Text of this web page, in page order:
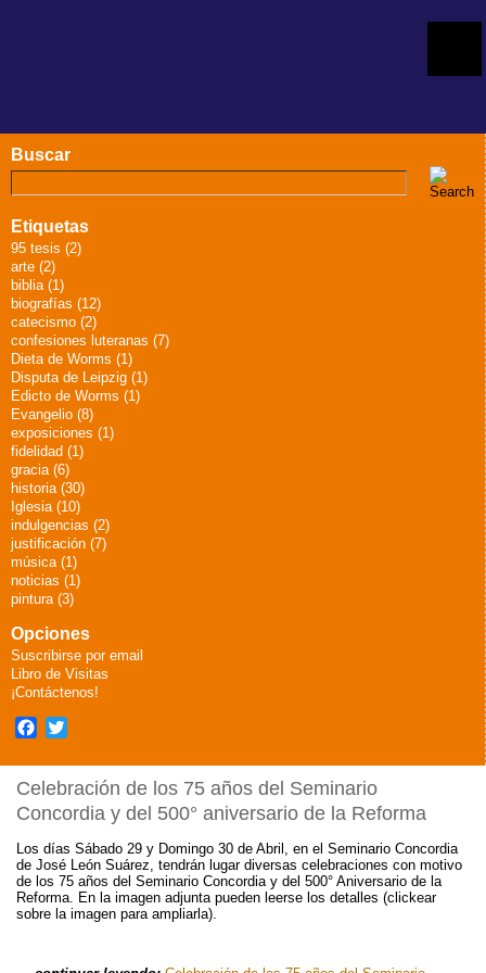
Buscar
Etiquetas
95 tesis (2)
arte (2)
biblia (1)
biografías (12)
catecismo (2)
confesiones luteranas (7)
Dieta de Worms (1)
Disputa de Leipzig (1)
Edicto de Worms (1)
Evangelio (8)
exposiciones (1)
fidelidad (1)
gracia (6)
historia (30)
Iglesia (10)
indulgencias (2)
justificación (7)
música (1)
noticias (1)
pintura (3)
Opciones
Suscribirse por email
Libro de Visitas
¡Contáctenos!
Facebook
Celebración de los 75 años del Seminario
Concordia y del 500° aniversario de la Reforma
Los días Sábado 29 y Domingo 30 de Abril, en el Seminario Concordia
de José León Suárez, tendrán lugar diversas celebraciones con motivo
de los 75 años del Seminario Concordia y del 500° Aniversario de la
Reforma. En la imagen adjunta pueden leerse los detalles (clickear
sobre la imagen para ampliarla).